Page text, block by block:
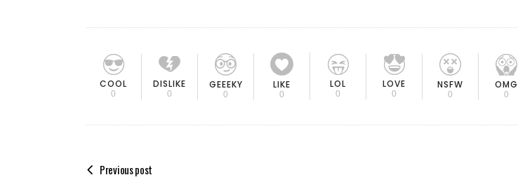
COOL
0
DISLIKE
0
GEEEKY
0
LIKE
0
LOL
0
LOVE
0
NSFW
0
OMG
0
Previous post